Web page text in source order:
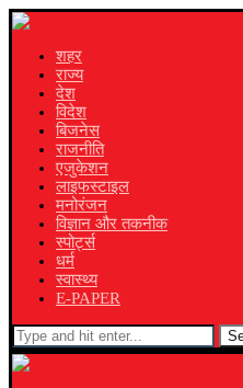
शहर
राज्य
देश
विदेश
बिजनेस
राजनीति
एजुकेशन
लाइफस्टाइल
मनोरंजन
विज्ञान और तकनीक
स्पोर्ट्स
धर्म
स्वास्थ्य
E-PAPER